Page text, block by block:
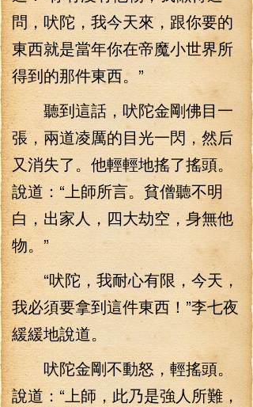
問，吠陀，我今天來，跟你要的
東西就是當年你在帝魔小世界所
得到的那件東西。”
聽到這話，吠陀金剛佛目一
張，兩道凌厲的目光一閃，然后
又消失了。他輕輕地搖了搖頭。
說道：“上師所言。貧僧聽不明
白，出家人，四大劫空，身無他
物。”
“吠陀，我耐心有限，今天，
我必須要拿到這件東西！”李七夜
緩緩地說道。
吠陀金剛不動怒，輕搖頭。
說道：“上師，此乃是強人所難，